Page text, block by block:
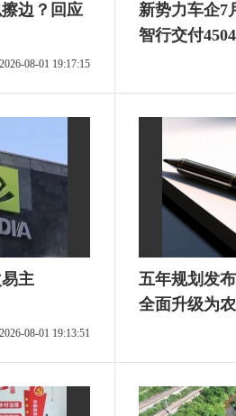
边？回应
2026-08-01 19:17:15
新势力车企7
智行交付
主
2026-08-01 19:13:51
五年规划发
全面升级为